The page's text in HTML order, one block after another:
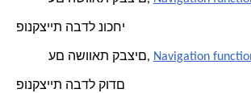
פונקציית הבדל נוכחי
עם השוואת קבצים, Navigation
פונקציית הבדל קודם